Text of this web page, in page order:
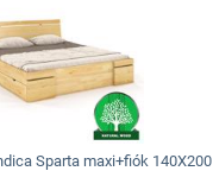
Sparta maxi+fiók 140X200